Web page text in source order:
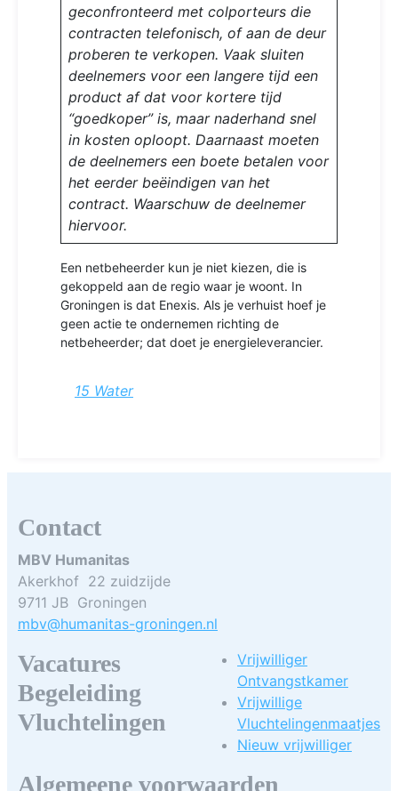
geconfronteerd met colporteurs die
contracten telefonisch, of aan de deur
proberen te verkopen. Vaak sluiten
deelnemers voor een langere tijd een
product af dat voor kortere tijd
“goedkoper” is, maar naderhand snel
in kosten oploopt. Daarnaast moeten
de deelnemers een boete betalen voor
het eerder beëindigen van het
contract. Waarschuw de deelnemer
hiervoor.
Een netbeheerder kun je niet kiezen, die is
gekoppeld aan de regio waar je woont. In
Groningen is dat Enexis. Als je verhuist hoef je
geen actie te ondernemen richting de
netbeheerder; dat doet je energieleverancier.
15 Water
Contact
MBV Humanitas
Akerkhof 22 zuidzijde
9711 JB Groningen
mbv@humanitas-groningen.nl
Vacatures
Begeleiding
Vluchtelingen
Vrijwilliger
Ontvangstkamer
Vrijwillige
Vluchtelingenmaatjes
Nieuw vrijwilliger
Algemeene voorwaarden